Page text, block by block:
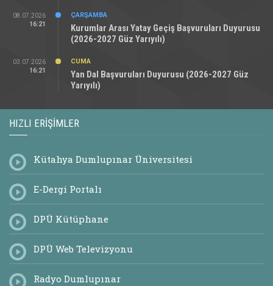
08.07.2026
16:21
ÇARŞAMBA
Kurumlar Arası Yatay Geçiş Başvuruları Duyurusu
(2026-2027 Güz Yarıyılı)
03.07.2026
16:21
CUMA
Yan Dal Başvuruları Duyurusu (2026-2027 Güz
Yarıyılı)
HIZLI ERIŞIMLER
Kütahya Dumlupınar Üniversitesi
E-Dergi Portalı
DPÜ Kütüphane
DPÜ Web Televizyonu
Radyo Dumlupınar